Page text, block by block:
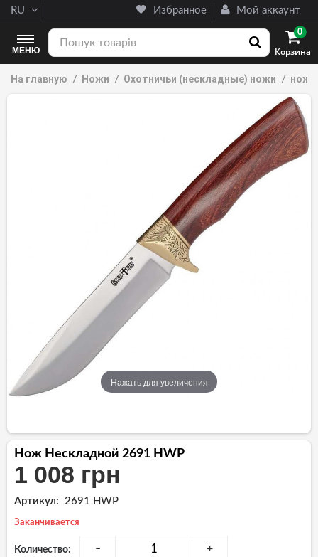
Избранное Мой аккаунт
RU
Корзина
0
МЕНЮ
На главную Ножи Охотничьи (нескладные) ножи нож
Нажать для увеличения
Нож Нескладной 2691 HWP
1 008 грн
Артикул: 2691 HWP
Заканчивается
Количество: - +